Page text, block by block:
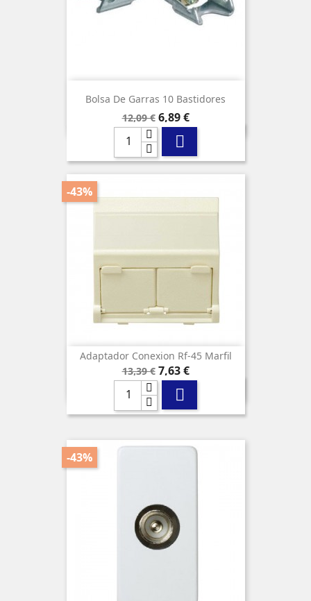
Bolsa De Garras 10 Bastidores
Precio
base
12,09 € Precio
6,89 €

Adaptador Conexion Rf-45 Marfil
Precio
base
13,39 €
-43%
Precio
7,63 €

-43%